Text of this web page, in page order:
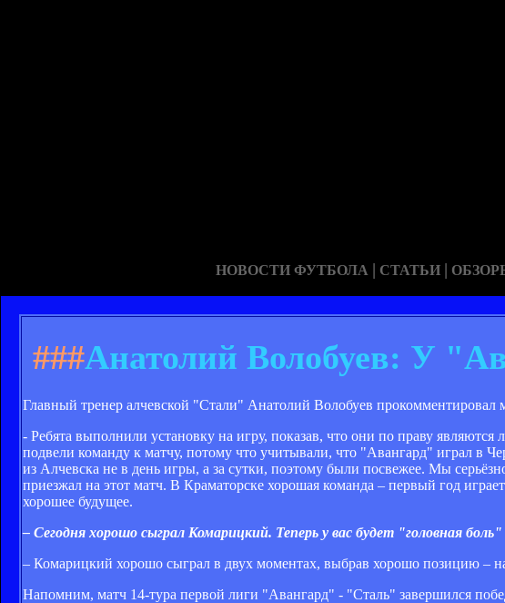
НОВОСТИ ФУТБОЛА | СТАТЬИ |
###Анатолий Волобуев: У
Главный тренер алчевской "Стали" Анатолий Волобуев прокомментировал
- Ребята выполнили установку на игру, показав, что они по праву
подвели команду к матчу, потому что учитывали, что "Авангард" играл в
из Алчевска не в день игры, а за сутки, поэтому были посвежее. Мы
приезжал на этот матч. В Краматорске хорошая команда – первый год
хорошее будущее.
– Сегодня хорошо сыграл Комарицкий. Теперь у вас будет "головная
– Комарицкий хорошо сыграл в двух моментах, выбрав хорошо позицию –
Напомним, матч 14-тура первой лиги "Авангард" - "Сталь" завершился